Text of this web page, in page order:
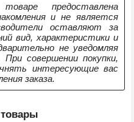
предоставлена
и не является
оставляют за
вид, характеристики и
не уведомляя
совершении покупки,
интересующие вас
заказа.